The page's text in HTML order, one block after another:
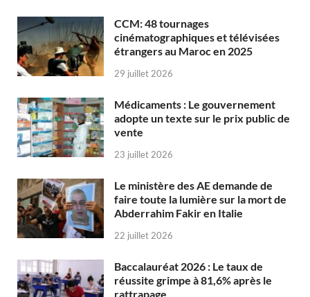
CCM: 48 tournages
cinématographiques et télévisées
étrangers au Maroc en 2025
29 juillet 2026
Médicaments : Le gouvernement
adopte un texte sur le prix public de
vente
23 juillet 2026
Le ministère des AE demande de
faire toute la lumière sur la mort de
Abderrahim Fakir en Italie
22 juillet 2026
Baccalauréat 2026 : Le taux de
réussite grimpe à 81,6% après le
rattrapage